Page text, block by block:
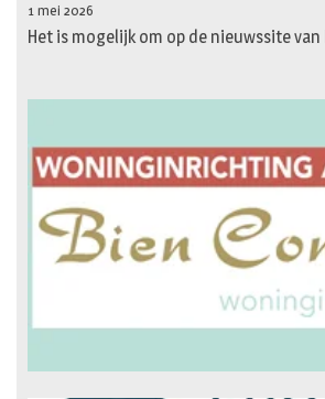
1 mei 2026
Het is mogelijk om op de nieuwssite